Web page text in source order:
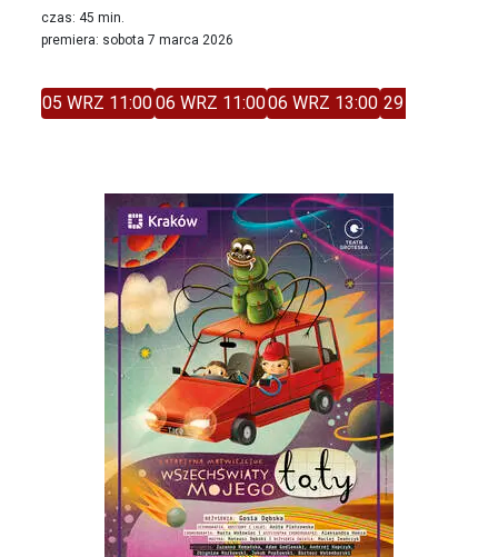
czas: 45 min.
premiera: sobota 7 marca 2026
05 WRZ 11:0006 WRZ 11:0006 WRZ 13:00 29 GRU 11:00